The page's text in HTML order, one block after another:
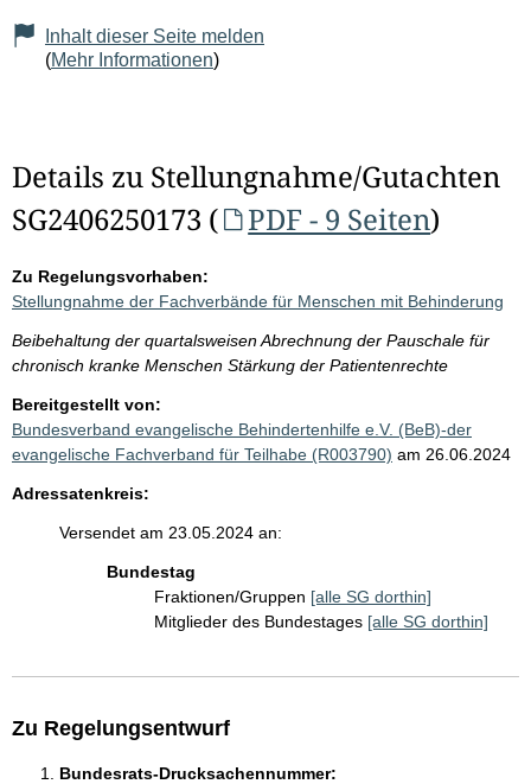
Inhalt dieser Seite melden
(Mehr Informationen)
Details zu Stellungnahme/Gutachten
SG2406250173 (
PDF - 9 Seiten)
Zu Regelungsvorhaben:
Stellungnahme der Fachverbände für Menschen mit Behinderung
Beibehaltung der quartalsweisen Abrechnung der Pauschale für
chronisch kranke Menschen Stärkung der Patientenrechte
Bereitgestellt von:
Bundesverband evangelische Behindertenhilfe e.V. (BeB)-der
evangelische Fachverband für Teilhabe (R003790) am 26.06.2024
Adressatenkreis:
Versendet am 23.05.2024 an:
Bundestag
Fraktionen/Gruppen [alle SG dorthin]
Mitglieder des Bundestages [alle SG dorthin]
Zu Regelungsentwurf
Bundesrats-Drucksachennummer: